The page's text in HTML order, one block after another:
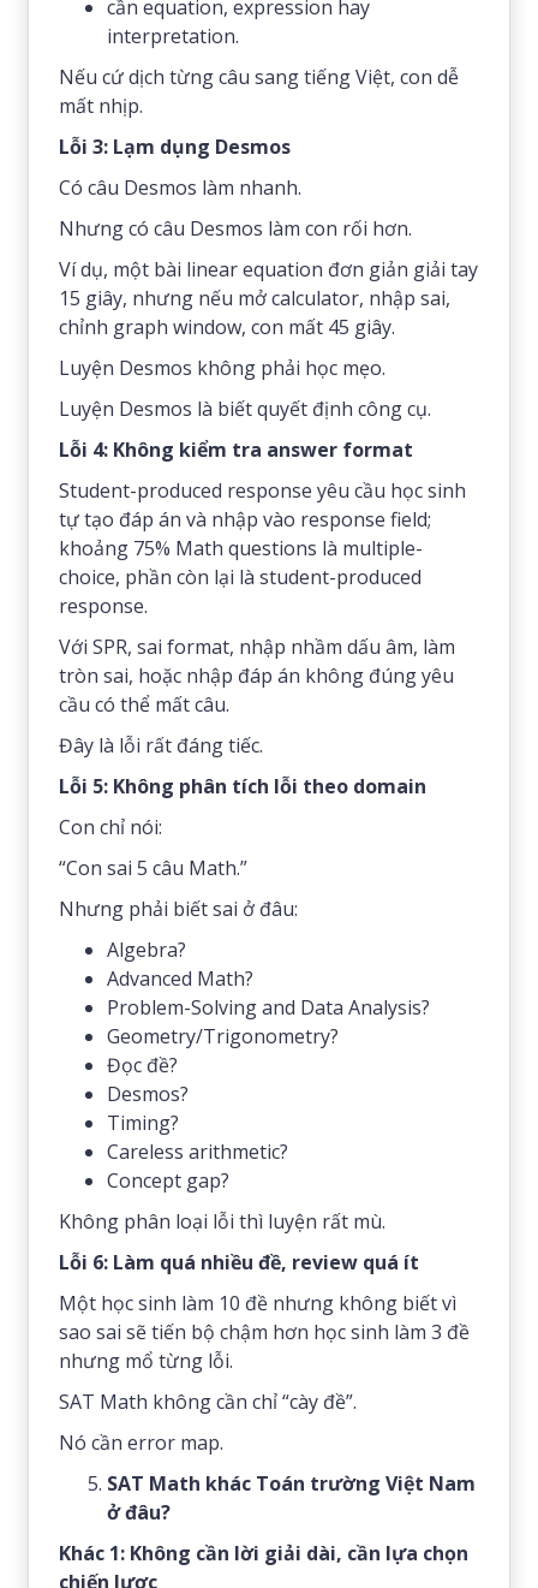
cần equation, expression hay
interpretation.
Nếu cứ dịch từng câu sang tiếng Việt, con dễ
mất nhịp.
Lỗi 3: Lạm dụng Desmos
Có câu Desmos làm nhanh.
Nhưng có câu Desmos làm con rối hơn.
Ví dụ, một bài linear equation đơn giản giải tay
15 giây, nhưng nếu mở calculator, nhập sai,
chỉnh graph window, con mất 45 giây.
Luyện Desmos không phải học mẹo.
Luyện Desmos là biết quyết định công cụ.
Lỗi 4: Không kiểm tra answer format
Student-produced response yêu cầu học sinh
tự tạo đáp án và nhập vào response field;
khoảng 75% Math questions là multiple-
choice, phần còn lại là student-produced
response.
Với SPR, sai format, nhập nhầm dấu âm, làm
tròn sai, hoặc nhập đáp án không đúng yêu
cầu có thể mất câu.
Đây là lỗi rất đáng tiếc.
Lỗi 5: Không phân tích lỗi theo domain
Con chỉ nói:
“Con sai 5 câu Math.”
Nhưng phải biết sai ở đâu:
Algebra?
Advanced Math?
Problem-Solving and Data Analysis?
Geometry/Trigonometry?
Đọc đề?
Desmos?
Timing?
Careless arithmetic?
Concept gap?
Không phân loại lỗi thì luyện rất mù.
Lỗi 6: Làm quá nhiều đề, review quá ít
Một học sinh làm 10 đề nhưng không biết vì
sao sai sẽ tiến bộ chậm hơn học sinh làm 3 đề
nhưng mổ từng lỗi.
SAT Math không cần chỉ “cày đề”.
Nó cần error map.
SAT Math khác Toán trường Việt Nam
ở đâu?
Khác 1: Không cần lời giải dài, cần lựa chọn
chiến lược